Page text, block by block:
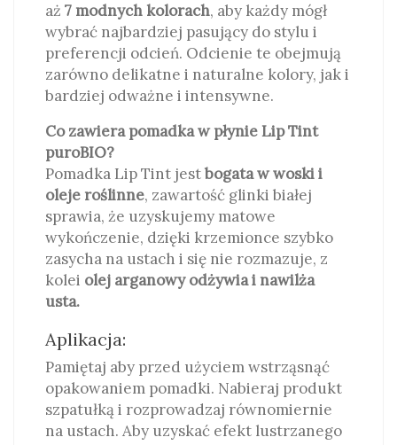
aż 7 modnych kolorach, aby każdy mógł
wybrać najbardziej pasujący do stylu i
preferencji odcień. Odcienie te obejmują
zarówno delikatne i naturalne kolory, jak i
bardziej odważne i intensywne.
Co zawiera pomadka w płynie Lip Tint
puroBIO?
Pomadka Lip Tint jestbogata w woski i
oleje roślinne, zawartość glinki białej
sprawia, że uzyskujemy matowe
wykończenie, dzięki krzemionce szybko
zasycha na ustach i się nie rozmazuje, z
kolei olej arganowy odżywia i nawilża
usta.
Aplikacja:
Pamiętaj aby przed użyciem wstrząsnąć
opakowaniem pomadki. Nabieraj produkt
szpatułką i rozprowadzaj równomiernie
na ustach. Aby uzyskać efekt lustrzanego